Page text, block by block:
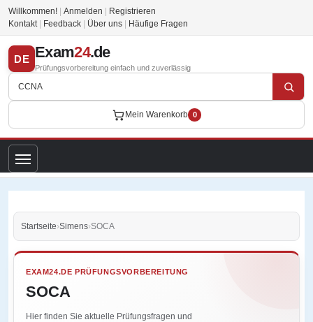
Willkommen! Anmelden
Registrieren
Kontakt
Feedback Über uns Häufige Fragen
DE Exam24.de
Prüfungsvorbereitung einfach und zuverlässig
Mein Warenkorb 0
Startseite›Simens›SOCA
EXAM24.DE PRÜFUNGSVORBEREITUNG
SOCA
Hier finden Sie aktuelle Prüfungsfragen und